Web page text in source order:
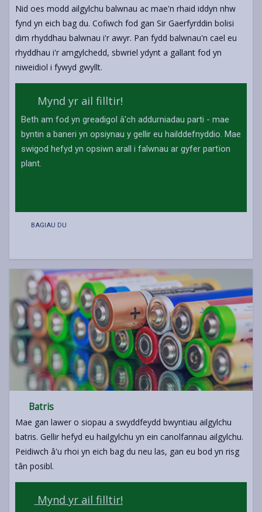
Nid oes modd ailgylchu balwnau ac mae'n rhaid iddyn nhw
fynd yn eich bag du. Cofiwch fod gan Sir Gaerfyrddin bolisi
dim rhyddhau balwnau i'r awyr. Pan fydd balwnau'n cael eu
rhyddhau i'r amgylchedd, sbwriel ydynt a gallant fod yn
niweidiol i fywyd gwyllt.
Mynd yr ail filltir!
Beth am fod yn greadigol â'ch addurniadau parti - mae
byntin a baneri yn opsiynau y gellir eu hailddefnyddio. Mae
swigod hefyd yn opsiwn arall i falwnau ar gyfer partïon
plant.
BAGIAU DU
Batris
Mae gan lawer o siopau a swyddfeydd bwyntiau ailgylchu
batris. Gellir hefyd eu hailgylchu yn ein canolfannau ailgylchu.
Peidiwch â'u rhoi yn eich bag du neu las, gan eu bod yn risg
tân posibl.
Mynd yr ail filltir!